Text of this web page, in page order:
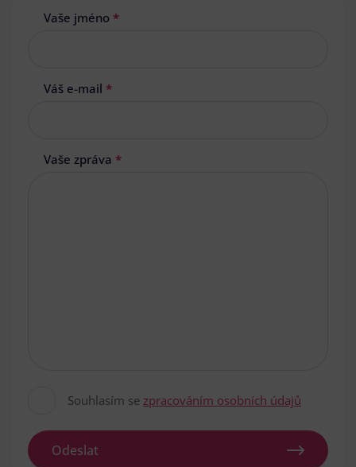
Vaše jméno *
Váš e-mail *
Vaše zpráva *
Souhlasím se zpracováním osobních údajů
Odeslat